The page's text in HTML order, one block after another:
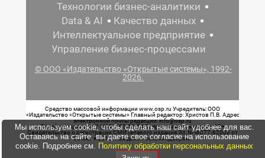
Технологии бизнес-аналитики
Data & AI
Качество данных
Интеллектуальное предприятие
Управление бизнес-процессами
© ООО «Издательство «Открытые системы», 1992-
2026.
Средство массовой информации www.osp.ru Учредитель: ООО
«Издательство «Открытые системы» Главный редактор: Христов П.В. Адрес
электронной почты редакции: info@osp.ru
Телефон редакции: 7 (499) 703-18-54 Возрастная маркировка: 12+
Свидетельство о регистрации СМИ сетевого издания Эл.№ ФС77-62008 от
05 июня 2015 г. выдано Роскомнадзором.
Мы используем cookie, чтобы сделать наш сайт удобнее для вас.
Оставаясь на сайте, вы даете свое согласие на использование
cookie. Подробнее см. Политику обработки персональных данных